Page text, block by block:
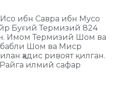
ибн Савра ибн Мусо
Буғий Термизий 824
Имом Термизий Шом ва
Шом ва Миср
ҳадис ривоят қилган.
илмий сафар